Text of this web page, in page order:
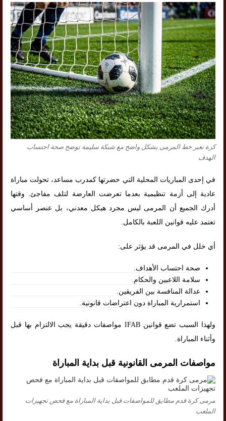
كرة تعبر خط المرمى بشكل واضح مع شبكة سليمة توضح صحة احتساب
الهدف
في إحدى المباريات المحلية التي حضرتها كمدرب مساعد، تحولت مباراة
عادية إلى أزمة تنظيمية بعدما تعرضت العارضة لتلف مفاجئ. وقتها
أدرك الجميع أن المرمى ليس مجرد هيكل معدني، بل عنصر أساسي
تعتمد عليه قوانين اللعبة بالكامل.
أي خلل في المرمى قد يؤثر على:
صحة احتساب الأهداف.
سلامة اللاعبين والحكام.
عدالة المنافسة بين الفريقين.
استمرارية المباراة دون اعتراضات قانونية.
ولهذا السبب تضع قوانين IFAB مواصفات دقيقة يجب الالتزام بها قبل
وأثناء المباراة.
مواصفات المرمى القانونية قبل بداية المباراة
مرمى كرة قدم مطابق للمواصفات قبل بداية المباراة مع فحص تجهيزات
الملعب